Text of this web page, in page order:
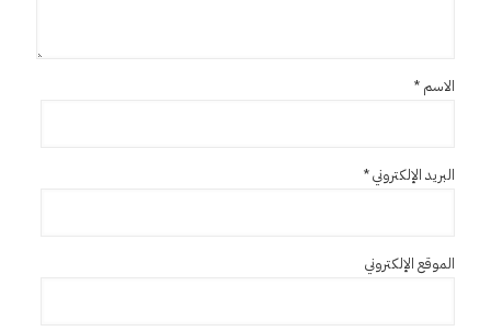
الاسم *
البريد الإلكتروني*
الموقع الإلكتروني